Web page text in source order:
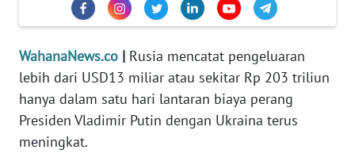
WahanaNews.co | Rusia mencatat pengeluaran
lebih dari USD13 miliar atau sekitar Rp 203 triliun
hanya dalam satu hari lantaran biaya perang
Presiden Vladimir Putin dengan Ukraina terus
meningkat.
OLAHRAGA
OPINI
EDITORIAL